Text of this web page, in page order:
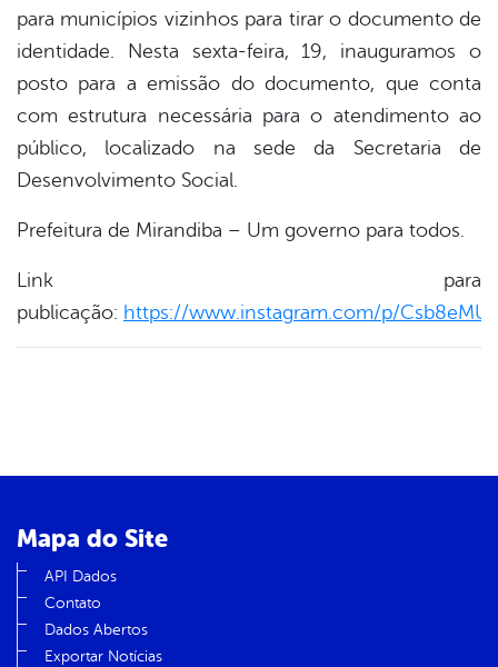
para municípios vizinhos para tirar o documento de
identidade. Nesta sexta-feira, 19, inauguramos o
posto para a emissão do documento, que conta
com estrutura necessária para o atendimento ao
público, localizado na sede da Secretaria de
Desenvolvimento Social.
Prefeitura de Mirandiba – Um governo para todos.
Link para
publicação: https://www.instagram.com/p/
Mapa do Site
API Dados
Contato
Dados Abertos
Exportar Notícias